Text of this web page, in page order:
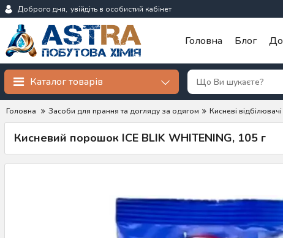
Доброго дня, увійдіть в особистий кабінет
Головна Блог
Каталог товарів
Головна Засоби для прання та догляду за одягом Кисневі відбілювачі
Кисневий порошок ICE BLIK WHITENING, 105 г